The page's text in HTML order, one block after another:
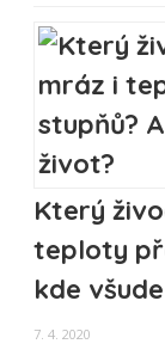
Který
teploty
kde
7. 4. 2020